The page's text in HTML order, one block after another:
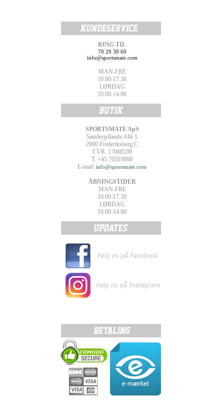
RING TIL
70 20 30 60
info@sportsmate.com
MAN-FRE
10.00-17.30
LØRDAG
10.00-14.00
SPORTSMATE ApS
Sønderjyllands Allé 1
2000 Frederiksberg C
CVR. 17068539
T. +45 70203060
E-mail: info@sportsmate.com
ÅBNINGSTIDER
MAN-FRE
10.00-17.30
LØRDAG
10.00-14.00